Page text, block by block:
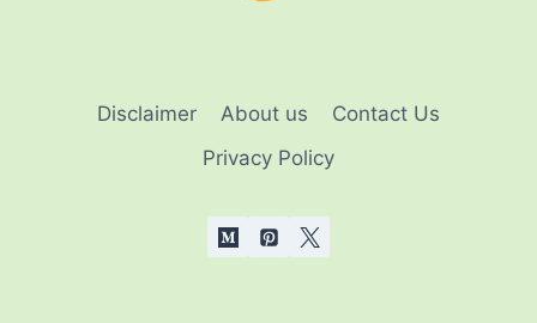
Disclaimer About us
Contact Us
Privacy Policy